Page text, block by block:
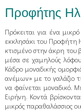
Προφήτης
Πρόκειται για ένα
εκκλησάκι του Προφήτη
κτισμένο στην άκρη του
μέσα σε χαμηλούς
Κάδρο μοναδικής
ανέμων» με το γαλάζιο
να φαίνεται μοναδικό.
Ειρήνη. Κοντά
μικρός παραθαλάσσιος